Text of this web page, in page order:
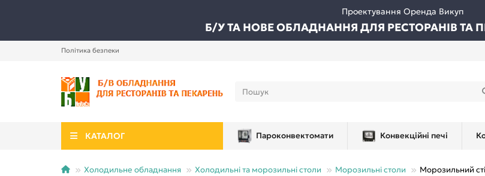
Проектування Оренда Викуп
Б/У ТА НОВЕ ОБЛАДНАННЯ ДЛЯ РЕСТОРАНІВ ТА
Політика безпеки
КАТАЛОГ Пароконвектомати Конвекційні печі
Холодильне обладнання Холодильні та морозильні столи Морозильні столи Морозильний